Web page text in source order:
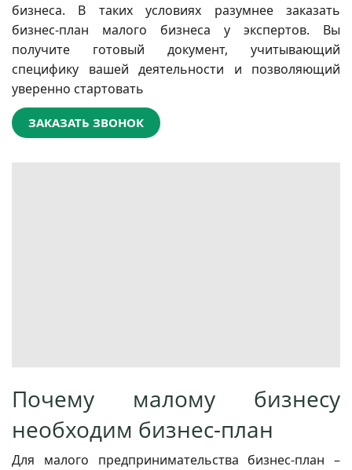
бизнеса. В таких условиях разумнее заказать
бизнес-план малого бизнеса у экспертов. Вы
получите готовый документ, учитывающий
специфику вашей деятельности и позволяющий
уверенно стартовать
ЗАКАЗАТЬ ЗВОНОК
Почему малому бизнесу
необходим бизнес-план
Для малого предпринимательства бизнес-план –